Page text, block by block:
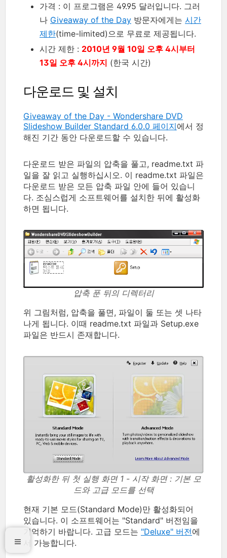
가격 : 이 프로그램은 49.95 달러입니다. 그러
나 Giveaway of the Day 방문자에게는 시간
제한(time-limited)으로 무료로 제공됩니다.
시간 제한 : 2010년 9월 10일 오후 4시부터
13일 오후 4시까지 (한국 시간)
다운로드 및 설치
Giveaway of the Day - Wondershare DVD
Slideshow Builder Standard 6.0.0 페이지에서 정
해진 기간 동안 다운로드할 수 있습니다.
다운로드 받은 파일의 압축을 풀고, readme.txt 파
일을 잘 읽고 실행하십시오. 이 readme.txt 파일은
다운로드 받은 모든 압축 파일 안에 들어 있습니
다. 조심스럽게 소프트웨어를 설치한 뒤에 활성화
하면 됩니다.
압축 푼 뒤의 디렉터리
위 그림처럼, 압축을 풀면, 파일이 둘 또는 셋 나타
나게 됩니다. 이때 readme.txt 파일과 Setup.exe
파일은 반드시 존재합니다.
활성화한 뒤 첫 실행 화면 1 - 시작 화면 : 기본 모
드와 고급 모드를 선택
현재 기본 모드(Standard Mode)만 활성화되어
있습니다. 이 소프트웨어는 "Standard" 버전임을
기억하기 바랍니다. 고급 모드는 "Deluxe" 버전에
서 가능합니다.